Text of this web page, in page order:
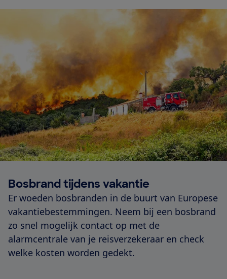
Bosbrand tijdens vakantie
Er woeden bosbranden in de buurt van Europese
vakantiebestemmingen. Neem bij een bosbrand
zo snel mogelijk contact op met de
alarmcentrale van je reisverzekeraar en check
welke kosten worden gedekt.